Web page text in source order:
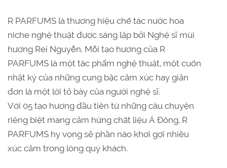
R PARFUMS là thương hiệu chế tác nước hoa
niche nghệ thuật được sáng lập bởi Nghệ sĩ mùi
hương Rei Nguyễn. Mỗi tạo hương của R
PARFUMS là một tác phẩm nghệ thuật, một cuốn
nhật ký của những cung bậc cảm xúc hay giản
đơn là một lời tỏ bày của người nghệ sĩ.
Với 05 tạo hương đầu tiên từ những câu chuyện
riêng biệt mang cảm hứng chất liệu Á Đông, R
PARFUMS hy vọng sẽ phần nào khơi gợi nhiều
xúc cảm trong lòng quý khách.